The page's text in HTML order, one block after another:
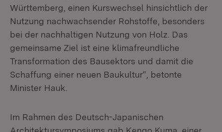
Württemberg, einen Kurswechsel hinsichtlich der
Nutzung nachwachsender Rohstoffe, besonders
bei der nachhaltigen Nutzung von Holz. Das
gemeinsame Ziel ist eine klimafreundliche
Transformation des Bausektors und damit die
Schaffung einer neuen Baukultur“, betonte
Minister Hauk.
Im Rahmen des Deutsch-Japanischen